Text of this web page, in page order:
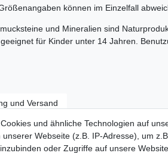
können im Einzelfall
und Mineralien sind
für Kinder unter 14 Jahren.
und Versand
und ähnliche Technologien auf
unserer Webseite (z.B. IP-Adresse), um
oder Zugriffe auf unsere